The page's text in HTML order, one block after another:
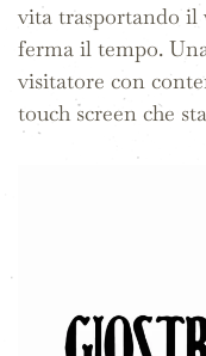
vita trasportando il
ferma il tempo.
visitatore con
touch screen che